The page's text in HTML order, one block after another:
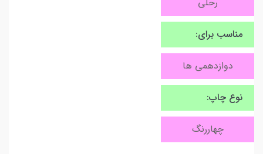
مناسب برای:
دوازدهمی ها
نوع چاپ:
چهاررنگ